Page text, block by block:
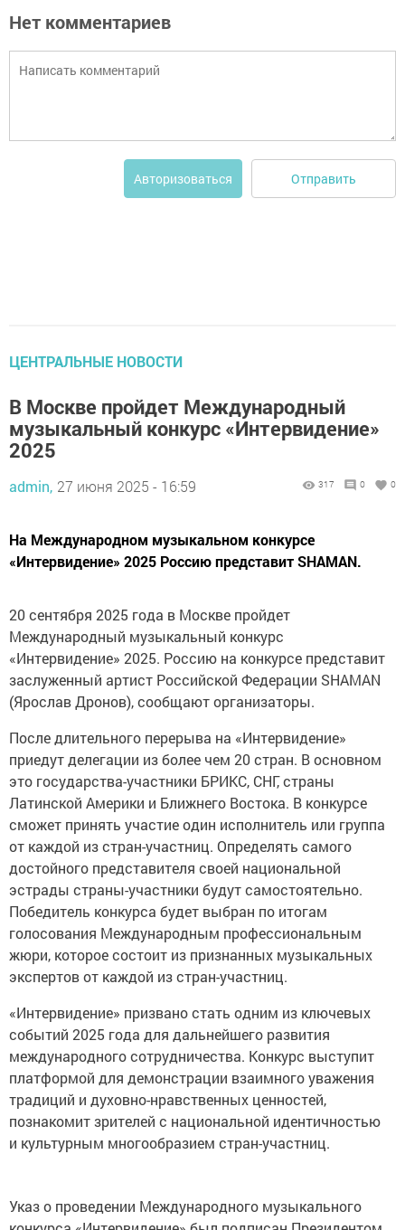
Нет комментариев
Авторизоваться Отправить
ЦЕНТРАЛЬНЫЕ НОВОСТИ
В Москве пройдет Международный
музыкальный конкурс «Интервидение»
2025
admin, 27 июня 2025 - 16:59 317 0 0
На Международном музыкальном конкурсе
«Интервидение» 2025 Россию представит SHAMAN.
20 сентября 2025 года в Москве пройдет
Международный музыкальный конкурс
«Интервидение» 2025. Россию на конкурсе представит
заслуженный артист Российской Федерации SHAMAN
(Ярослав Дронов), сообщают организаторы.
После длительного перерыва на «Интервидение»
приедут делегации из более чем 20 стран. В основном
это государства-участники БРИКС, СНГ, страны
Латинской Америки и Ближнего Востока. В конкурсе
сможет принять участие один исполнитель или группа
от каждой из стран-участниц. Определять самого
достойного представителя своей национальной
эстрады страны-участники будут самостоятельно.
Победитель конкурса будет выбран по итогам
голосования Международным профессиональным
жюри, которое состоит из признанных музыкальных
экспертов от каждой из стран-участниц.
«Интервидение» призвано стать одним из ключевых
событий 2025 года для дальнейшего развития
международного сотрудничества. Конкурс выступит
платформой для демонстрации взаимного уважения
традиций и духовно-нравственных ценностей,
познакомит зрителей с национальной идентичностью
и культурным многообразием стран-участниц.
Указ о проведении Международного музыкального